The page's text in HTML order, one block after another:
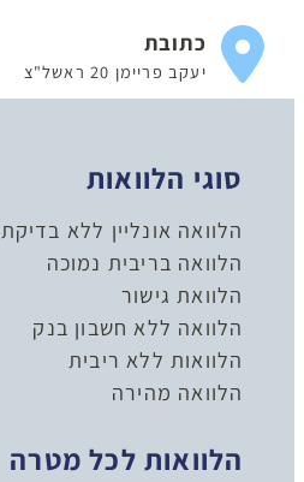
כתובת
יעקב פריימן 20 ראשל"צ
סוגי הלוואות
הלוואה אונליין ללא בדיקת BDI
הלוואה בריבית נמוכה
הלוואת גישור
הלוואה ללא חשבון בנק
הלוואות ללא ריבית
הלוואה מהירה
הלוואות לכל מטרה